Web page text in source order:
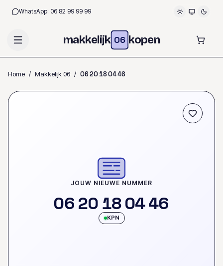
WhatsApp: 06 82 99 99 99
makkelijk 06 kopen
Home / Makkelijk 06 / 0620180446
JOUW NIEUWE NUMMER
06 20 180446
KPN